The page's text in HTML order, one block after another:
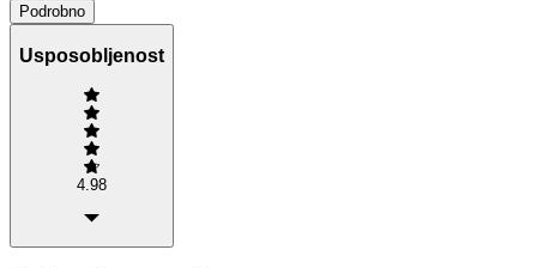
Podrobno
Usposobljenost
4.98